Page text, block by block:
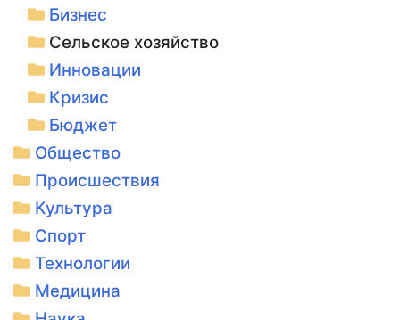
Бизнес
Сельское хозяйство
Инновации
Кризис
Бюджет
Общество
Происшествия
Культура
Спорт
Технологии
Медицина